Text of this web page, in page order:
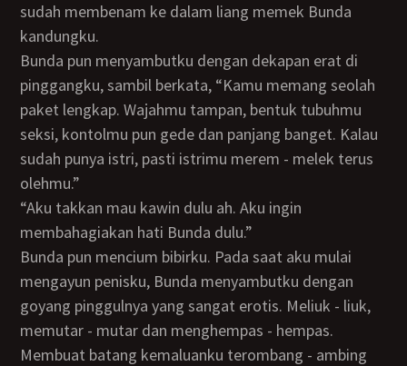
sudah membenam ke dalam liang memek Bunda
kandungku.
Bunda pun menyambutku dengan dekapan erat di
pinggangku, sambil berkata, “Kamu memang seolah
paket lengkap. Wajahmu tampan, bentuk tubuhmu
seksi, kontolmu pun gede dan panjang banget. Kalau
sudah punya istri, pasti istrimu merem - melek terus
olehmu.”
“Aku takkan mau kawin dulu ah. Aku ingin
membahagiakan hati Bunda dulu.”
Bunda pun mencium bibirku. Pada saat aku mulai
mengayun penisku, Bunda menyambutku dengan
goyang pinggulnya yang sangat erotis. Meliuk - liuk,
memutar - mutar dan menghempas - hempas.
Membuat batang kemaluanku terombang - ambing